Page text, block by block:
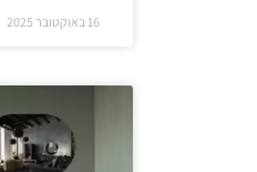
16 באוקטובר 2025